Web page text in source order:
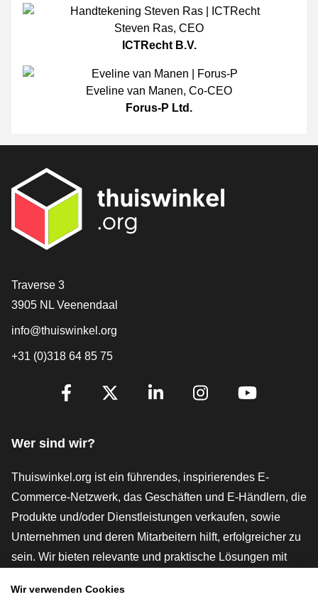
Steven Ras, CEO
ICTRecht B.V.
Eveline van Manen, Co-CEO
Forus-P Ltd.
[_General:Contact]
Traverse 3
3905 NL Veenendaal
info@thuiswinkel.org
+31 (0)318 64 85 75
[_General:SocialMediaTitle]
Wer sind wir?
Thuiswinkel.org ist ein führendes, inspirierendes E-
Commerce-Netzwerk, das Geschäften und E-Händlern, die
Produkte und/oder Dienstleistungen verkaufen, sowie
Unternehmen und deren Mitarbeitern hilft, erfolgreicher zu
sein. Wir bieten relevante und praktische Lösungen mit
Wir verwenden Cookies